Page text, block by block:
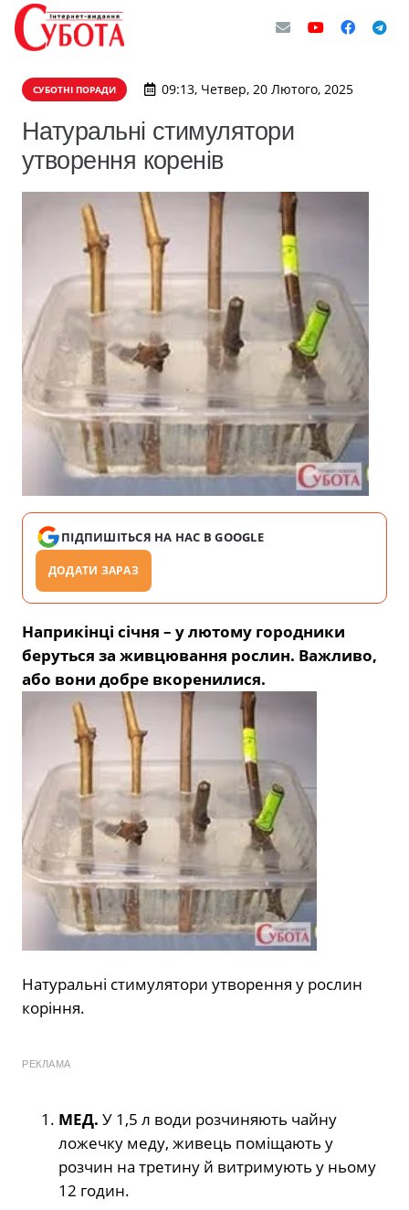
СУБОТНІ ПОРАДИ 09:13, Четвер, 20 Лютого, 2025
Натуральні стимулятори
утворення коренів
ПІДПИШІТЬСЯ НА НАС В GOOGLE
ДОДАТИ ЗАРАЗ
Наприкінці січня – у лютому городники
беруться за живцювання рослин. Важливо,
або вони добре вкоренилися.
Натуральні стимулятори утворення у рослин
коріння.
РЕКЛАМА
МЕД. У 1,5 л води розчиняють чайну
ложечку меду, живець поміщають у
розчин на третину й витримують у ньому
12 годин.